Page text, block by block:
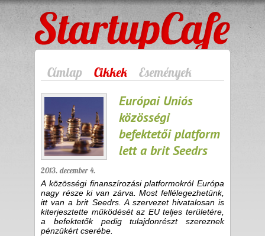
StartupCafe
Címlap Cikkek Események
Európai Uniós
közösségi
befektetői platform
lett a brit Seedrs
2013. december 4.
A közösségi finanszírozási platformokról Európa
nagy része ki van zárva. Most fellélegezhetünk,
itt van a brit Seedrs. A szervezet hivatalosan is
kiterjesztette működését az EU teljes területére,
a befektetők pedig tulajdonrészt szereznek
pénzükért cserébe.